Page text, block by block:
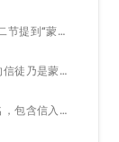
一 林前一章二节提到“蒙召的圣徒”：
1 在基督里的信徒乃是蒙召的圣徒，并不是蒙召作圣徒；这是地位上的事，是地位上的圣别，为了达到性质上的圣别。
2 呼求主的名，包含信入祂——罗十14。